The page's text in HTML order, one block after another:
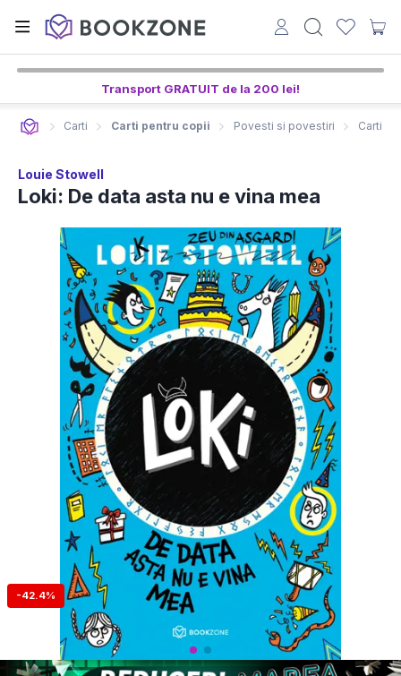
Transport GRATUIT de la 200 lei!
Carti Carti pentru copii Povesti si povestiri Carti
Louie Stowell
Loki: De data asta nu e vina mea
-42.4%